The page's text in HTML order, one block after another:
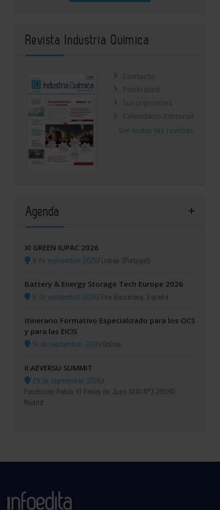
Revista Industria Química
Contacto
Publicidad
Suscripciones
Calendario Editorial
Ver todas las revistas
Agenda
XI GREEN IUPAC 2026
8 de septiembre, 2026/Lisboa (Portugal)
Battery & Energy Storage Tech Europe 2026
8 de septiembre, 2026/Fira Barcelona, España
Itinerario Formativo Especializado para los OCS
y para las EICIS
14 de septiembre, 2026/Online
II AEVERSU SUMMIT
29 de septiembre, 2026/
Fundación Pablo VI Paseo de Juan XXIII Nº3 28040
Madrid